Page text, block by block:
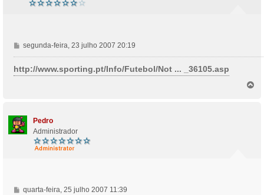
M
e
n
s
m
segunda-feira, 23 julho 2007 20:19
http://www.sporting.pt/Info/Futebol/Not ... _36105.asp
Pedro
Administrador
M
quarta-feira, 25 julho 2007 11:39